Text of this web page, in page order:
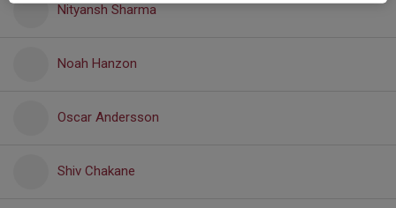
Nityansh Sharma
Noah Hanzon
Oscar Andersson
Shiv Chakane